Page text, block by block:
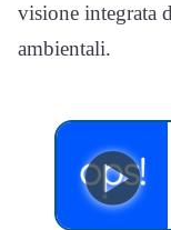
visione integrata
ambientali.